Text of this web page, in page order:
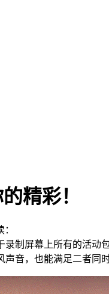
精彩！
录制屏幕上所有的活
声音，也能满足二者